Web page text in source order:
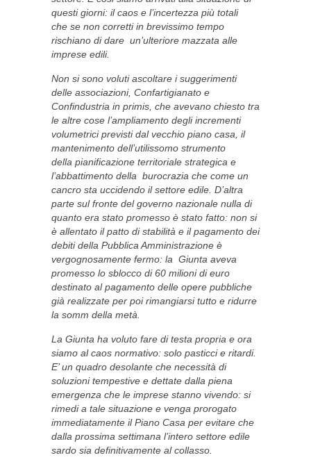
questi giorni: il caos e l’incertezza più totali
che se non corretti in brevissimo tempo
rischiano di dare un’ulteriore mazzata alle
imprese edili.
Non si sono voluti ascoltare i suggerimenti
delle associazioni, Confartigianato e
Confindustria in primis, che avevano chiesto tra
le altre cose l’ampliamento degli incrementi
volumetrici previsti dal vecchio piano casa, il
mantenimento dell’utilissomo strumento
della pianificazione territoriale strategica e
l’abbattimento della burocrazia che come un
cancro sta uccidendo il settore edile. D’altra
parte sul fronte del governo nazionale nulla di
quanto era stato promesso è stato fatto: non si
è allentato il patto di stabilità e il pagamento dei
debiti della Pubblica Amministrazione è
vergognosamente fermo: la Giunta aveva
promesso lo sblocco di 60 milioni di euro
destinato al pagamento delle opere pubbliche
già realizzate per poi rimangiarsi tutto e ridurre
la somm della metà.
La Giunta ha voluto fare di testa propria e ora
siamo al caos normativo: solo pasticci e ritardi.
E’ un quadro desolante che necessità di
soluzioni tempestive e dettate dalla piena
emergenza che le imprese stanno vivendo: si
rimedi a tale situazione e venga prorogato
immediatamente il Piano Casa per evitare che
dalla prossima settimana l’intero settore edile
sardo sia definitivamente al collasso.